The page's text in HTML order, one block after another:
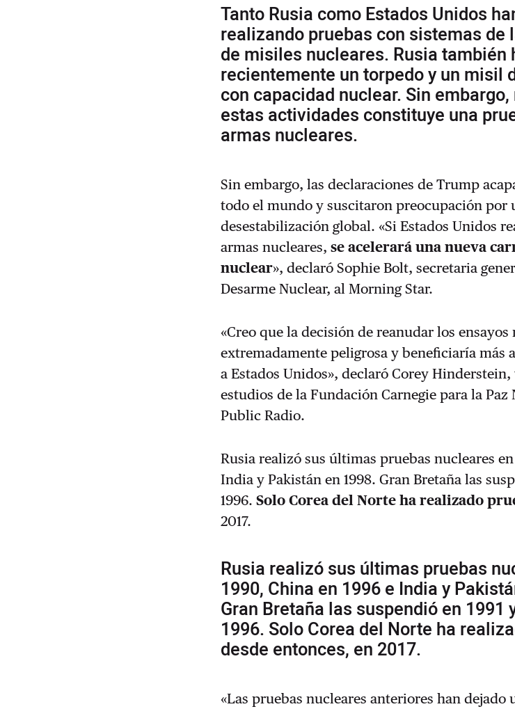
Tanto Rusia como Estados Unidos
realizando pruebas con sistemas de
de misiles nucleares. Rusia también
recientemente un torpedo y un misil
con capacidad nuclear. Sin
estas actividades constituye una
armas nucleares.
Sin embargo, las declaraciones de Trump
todo el mundo y suscitaron preocupación por
desestabilización global. «Si Estados Unidos
armas nucleares,se acelerará una nueva
nuclear», declaró Sophie Bolt, secretaria
Desarme Nuclear, al Morning Star.
«Creo que la decisión de reanudar los ensayos
extremadamente peligrosa y beneficiaría más
a Estados Unidos», declaró Corey
estudios de la Fundación Carnegie para la Paz
Public Radio.
Rusia realizó sus últimas pruebas nucleares en
India y Pakistán en 1998. Gran Bretaña las
1996.Solo Corea del Norte ha realizado
2017.
Rusia realizó sus últimas pruebas
1990, China en 1996 e India y
Gran Bretaña las suspendió en 1991
1996. Solo Corea del Norte ha
desde entonces, en 2017.
«Las pruebas nucleares anteriores han dejado